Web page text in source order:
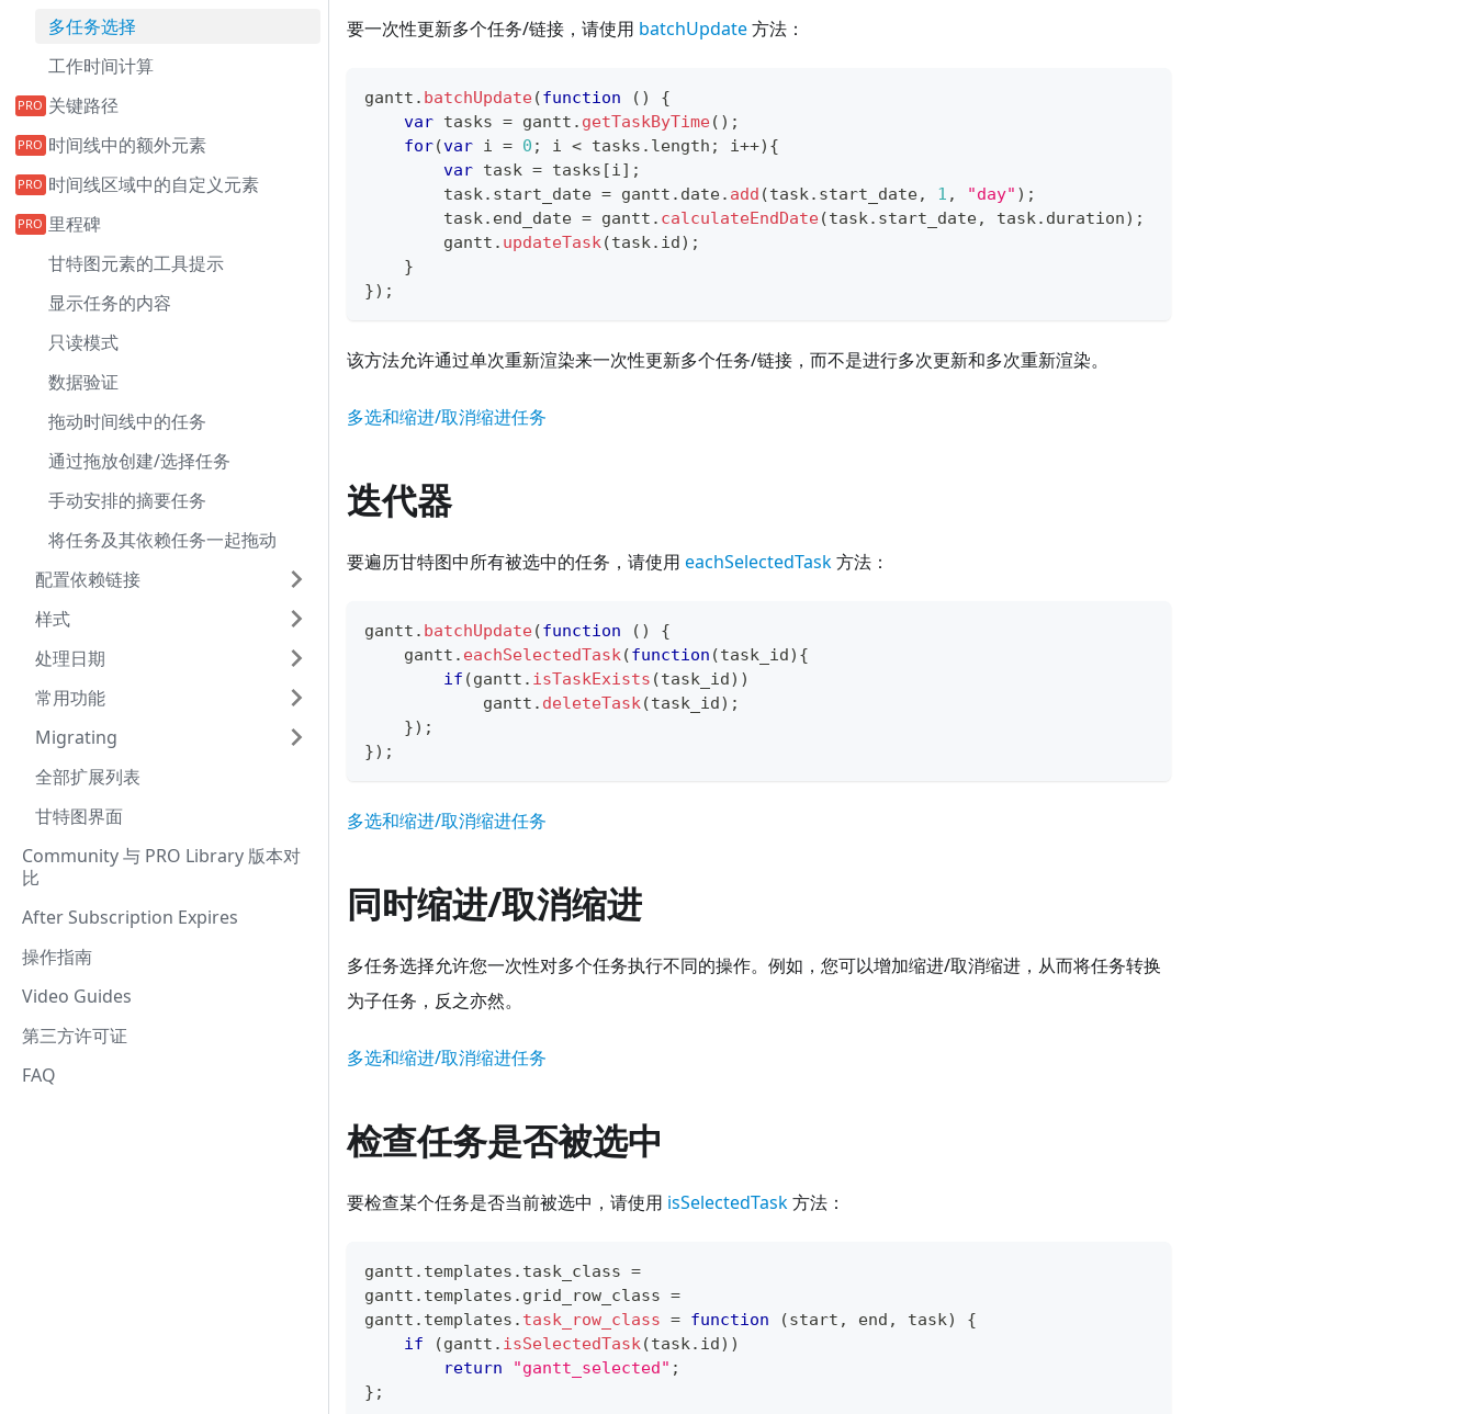
多任务选择
工作时间计算
关键路径
时间线中的额外元素
时间线区域中的自定义元素
里程碑
甘特图元素的工具提示
显示任务的内容
只读模式
数据验证
拖动时间线中的任务
通过拖放创建/选择任务
手动安排的摘要任务
将任务及其依赖任务一起拖动
配置依赖链接
样式
处理日期
常用功能
Migrating
全部扩展列表
甘特图界面
Community 与 PRO Library 版本对
比
After Subscription Expires
操作指南
Video Guides
第三方许可证
FAQ
要一次性更新多个任务/链接，请使用 batchUpdate方法：
gantt . batchUpdate(function ( )
{
var tasks = gantt . getTaskByTime( ) ;
for(var i = 0 ; i < tasks . length ; i++) {
var task = tasks [i] ;
        task
. start_date = gantt . date. add (task. start_date, 1 , "day" ) ;
        task
. end_date = gantt . calculateEndDate(task. start_date, task. duration) ;
        gantt
. updateTask(task. id) ;
}
}) ;
该方法允许通过单次重新渲染来一次性更新多个任务/链接，而不是进行多次更新和多次重新渲染。
多选和缩进/取消缩进任务
迭代器
要遍历甘特图中所有被选中的任务，请使用 eachSelectedTask方法：
gantt . batchUpdate(function ( )
{
    gantt
. eachSelectedTask(function (task_id) {
if (gantt . isTaskExists (task_id) )
            gantt
. deleteTask(task_id) ;
}) ;
}) ;
多选和缩进/取消缩进任务
同时缩进/取消缩进
多任务选择允许您一次性对多个任务执行不同的操作。例如，您可以增加缩进/取消缩进，从而将任务转换
为子任务，反之亦然。
多选和缩进/取消缩进任务
检查任务是否被选中
要检查某个任务是否当前被选中，请使用 isSelectedTask方法：
gantt . templates . task_class =
gantt . templates . grid_row_class =
gantt . templates . task_row_class = function (start , end , task)
{
if
(gantt . isSelectedTask(task. id) )
return
"gantt_selected" ;
} ;